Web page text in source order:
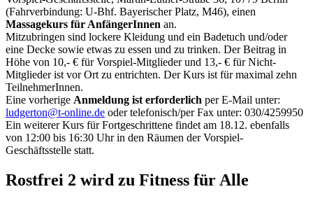
(Fahrverbindung: U-Bhf. Bayerischer Platz, M46), einen
Massagekurs für AnfängerInnen an.
Mitzubringen sind lockere Kleidung und ein Badetuch und/oder
eine Decke sowie etwas zu essen und zu trinken. Der Beitrag in
Höhe von 10,- € für Vorspiel-Mitglieder und 13,- € für Nicht-
Mitglieder ist vor Ort zu entrichten. Der Kurs ist für maximal zehn
TeilnehmerInnen.
Eine vorherige Anmeldung ist erforderlich per E-Mail unter:
ludgerton@t-online.de oder telefonisch/per Fax unter: 030/4259950
Ein weiterer Kurs für Fortgeschrittene findet am 18.12. ebenfalls
von 12:00 bis 16:30 Uhr in den Räumen der Vorspiel-
Geschäftsstelle statt.
Rostfrei 2 wird zu Fitness für Alle